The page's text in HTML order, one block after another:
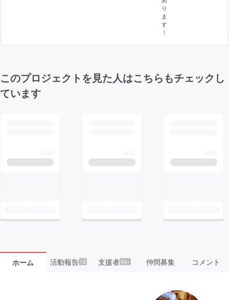
り
ま
す
！
このプロジェクトを見た人はこちらもチェックし
ています
ホーム 活動報告13 支援者99+ 仲間募集 コメント